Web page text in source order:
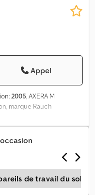
Appel
2005, AXERA M
marque Rauch
2005 Couverture du
de commande
Ag Esk
de travail du sol